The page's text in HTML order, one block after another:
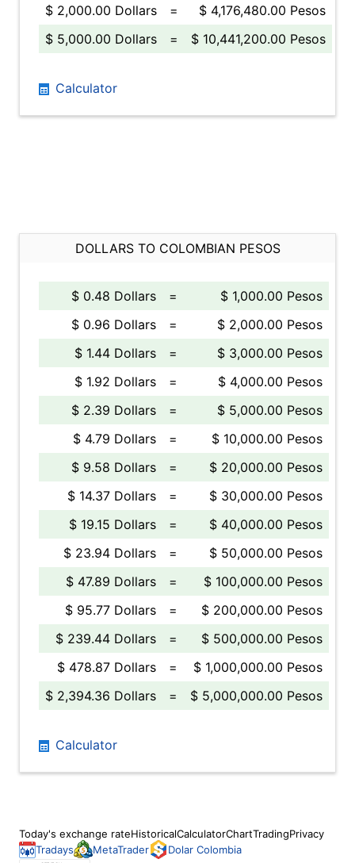
$ 2,000.00 Dollars
=
$ 4,176,480.00 Pesos
$ 5,000.00 Dollars
= $ 10,441,200.00 Pesos
Calculator
DOLLARS TO COLOMBIAN PESOS
$ 0.48 Dollars =
$ 1,000.00 Pesos
$ 0.96 Dollars
=
$ 2,000.00 Pesos
$ 1.44 Dollars
=
$ 3,000.00 Pesos
$ 1.92 Dollars
=
$ 4,000.00 Pesos
$ 2.39 Dollars
=
$ 5,000.00 Pesos
$ 4.79 Dollars
=
$ 10,000.00 Pesos
$ 9.58 Dollars
=
$ 20,000.00 Pesos
$ 14.37 Dollars
=
$ 30,000.00 Pesos
$ 19.15 Dollars
=
$ 40,000.00 Pesos
$ 23.94 Dollars
=
$ 50,000.00 Pesos
$ 47.89 Dollars
=
$ 100,000.00 Pesos
$ 95.77 Dollars
=
$ 200,000.00 Pesos
$ 239.44 Dollars
=
$ 500,000.00 Pesos
$ 478.87 Dollars
=
$ 1,000,000.00 Pesos
$ 2,394.36 Dollars
= $ 5,000,000.00 Pesos
Calculator
Today's exchange rateHistoricalCalculatorChartTradingPrivacy
Tradays
MetaTrader Dolar Colombia